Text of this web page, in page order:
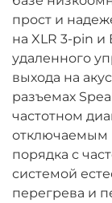
прост и
на XLR 3-pin и
удаленного
выхода на
разъемах
частотном
отключаемым
порядка с
системой
перегрева и